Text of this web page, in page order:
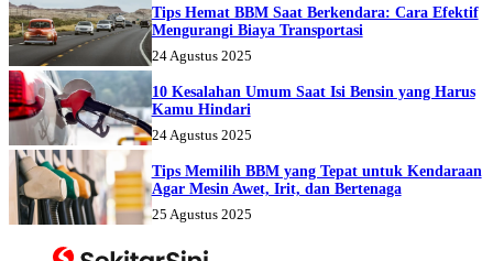
Tips Hemat BBM Saat Berkendara: Cara Efektif
Mengurangi Biaya Transportasi
24 Agustus 2025
10 Kesalahan Umum Saat Isi Bensin yang Harus
Kamu Hindari
24 Agustus 2025
Tips Memilih BBM yang Tepat untuk Kendaraan
Agar Mesin Awet, Irit, dan Bertenaga
25 Agustus 2025